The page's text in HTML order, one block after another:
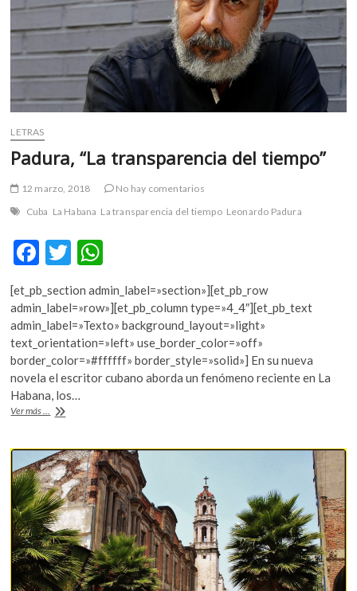
LETRAS
Padura, “La transparencia del tiempo”
12 marzo, 2018
No hay comentarios
Cuba La Habana La transparencia del tiempo Leonardo Padura
F
e
b
o
o
k
T
w
itt
er
h
at
s
A
p
[et_pb_section admin_label=»section»][et_pb_row
admin_label=»row»][et_pb_column type=»4_4″][et_pb_text
admin_label=»Texto» background_layout=»light»
text_orientation=»left» use_border_color=»off»
border_color=»#ffffff» border_style=»solid»] En su nueva
novela el escritor cubano aborda un fenómeno reciente en La
Habana, los…
Ver más ... Padura,
del
tiempo”